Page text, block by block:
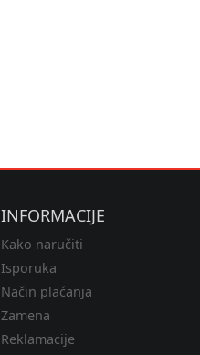
INFORMACIJE
Kako naručiti
Isporuka
Način plaćanja
Zamena
Reklamacije